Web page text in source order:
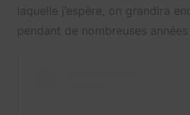
laquelle j’espère, on grandira
pendant de nombreuses années